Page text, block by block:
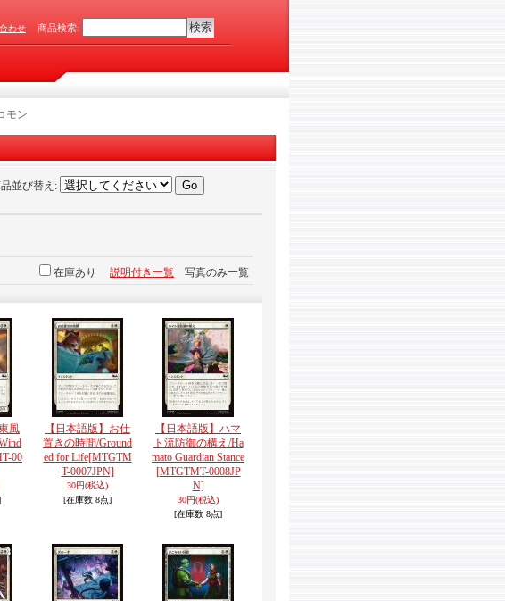
わせ 商品検索:
モン
並び替え :
在庫あり 説明付き一覧 写真のみ一覧
風
00
【日本語版】お仕
置きの時間/Ground
ed for Life[MTGTM
T-0007JPN]
30円(税込)
[在庫数 8点]
【日本語版】ハマ
ト流防御の構え/Ha
mato Guardian Stance
[MTGTMT-0008JP
N]
30円(税込)
[在庫数 8点]